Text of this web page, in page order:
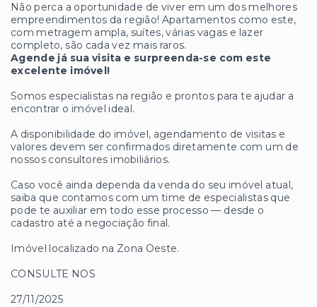
Não perca a oportunidade de viver em um dos melhores
empreendimentos da região! Apartamentos como este,
com metragem ampla, suítes, várias vagas e lazer
completo, são cada vez mais raros.
Agende já sua visita e surpreenda-se com este
excelente imóvel!
Somos especialistas na região e prontos para te ajudar a
encontrar o imóvel ideal.
A disponibilidade do imóvel, agendamento de visitas e
valores devem ser confirmados diretamente com um de
nossos consultores imobiliários.
Caso você ainda dependa da venda do seu imóvel atual,
saiba que contamos com um time de especialistas que
pode te auxiliar em todo esse processo — desde o
cadastro até a negociação final.
Imóvel localizado na Zona Oeste.
CONSULTE NOS
27/11/2025